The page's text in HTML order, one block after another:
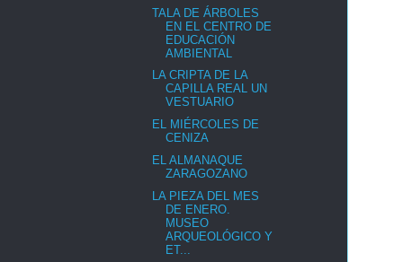
TALA DE ÁRBOLES
EN EL CENTRO DE
EDUCACIÓN
AMBIENTAL
LA CRIPTA DE LA
CAPILLA REAL UN
VESTUARIO
EL MIÉRCOLES DE
CENIZA
EL ALMANAQUE
ZARAGOZANO
LA PIEZA DEL MES
DE ENERO.
MUSEO
ARQUEOLÓGICO Y
ET...